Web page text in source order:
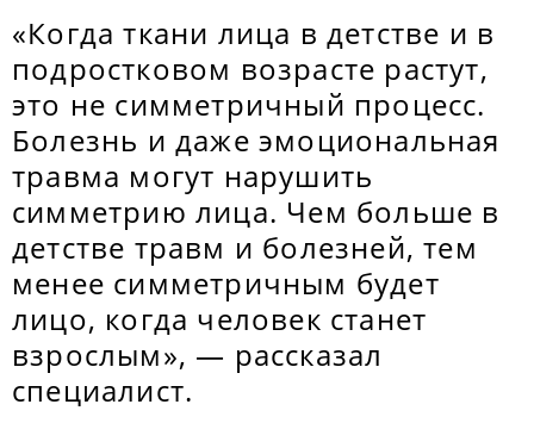
«Когда ткани лица в детстве и в
подростковом возрасте растут,
это не симметричный процесс.
Болезнь и даже эмоциональная
травма могут нарушить
симметрию лица. Чем больше в
детстве травм и болезней, тем
менее симметричным будет
лицо, когда человек станет
взрослым», — рассказал
специалист.